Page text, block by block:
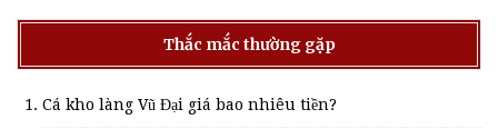
Thắc mắc thường gặp
Cá kho làng Vũ Đại giá bao nhiêu tiền?